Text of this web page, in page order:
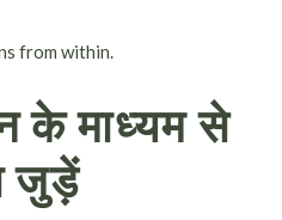
from within.
के माध्यम से
जुड़ें